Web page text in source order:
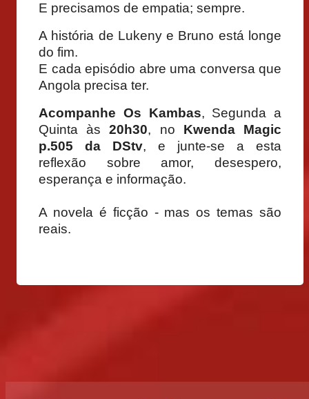
E precisamos de empatia; sempre.
A história de Lukeny e Bruno está longe
do fim.
E cada episódio abre uma conversa que
Angola precisa ter.
Acompanhe Os Kambas, Segunda a
Quinta às20h30, no Kwenda Magic
p.505 da DStv, e junte-se a esta
reflexão sobre amor, desespero,
esperança e informação.
A novela é ficção - mas os temas são
reais.